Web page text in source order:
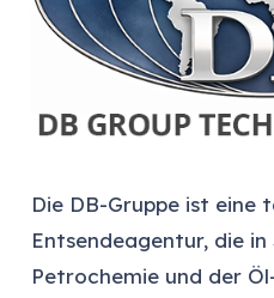
Die DB-Gruppe ist eine
Entsendeagentur, die
Petrochemie und der